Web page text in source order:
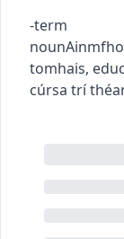
-term
noun
tomhais,
cúrsa trí